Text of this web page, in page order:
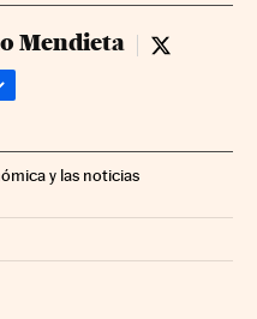
Mendieta Miguel
y las noticias
en Facebook
Días en Twitter